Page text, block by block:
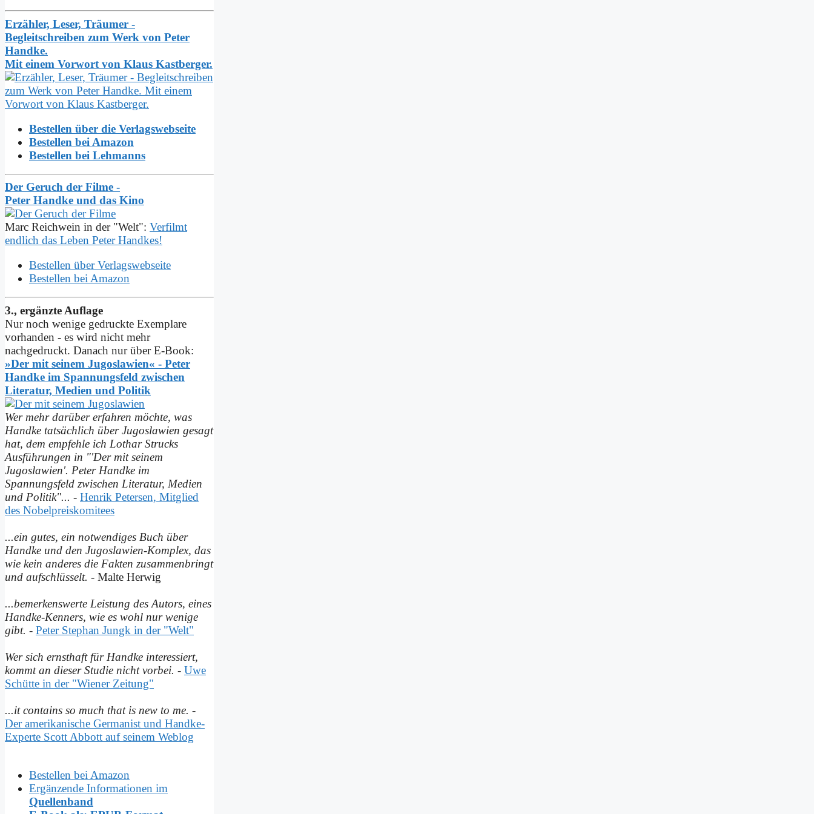
Erzähler, Leser, Träumer -
Begleitschreiben zum Werk von Peter
Handke.
Mit einem Vorwort von Klaus Kastberger.
Bestellen über die Verlagswebseite
Bestellen bei Amazon
Bestellen bei Lehmanns
Der Geruch der Filme -
Peter Handke und das Kino
Marc Reichwein in der "Welt": Verfilmt
endlich das Leben Peter Handkes!
Bestellen über Verlagswebseite
Bestellen bei Amazon
3., ergänzte Auflage
Nur noch wenige gedruckte Exemplare
vorhanden - es wird nicht mehr
nachgedruckt. Danach nur über E-Book:
»Der mit seinem Jugoslawien« - Peter
Handke im Spannungs­feld zwischen
Literatur, Medien und Politik
Wer mehr darüber erfahren möchte, was
Handke tatsächlich über Jugoslawien gesagt
hat, dem empfehle ich Lothar Strucks
Ausführungen in "'Der mit seinem
Jugoslawien'. Peter Handke im
Spannungsfeld zwischen Literatur, Medien
und Politik"... - Henrik Petersen, Mitglied
des Nobelpreiskomitees
...ein gutes, ein notwendiges Buch über
Handke und den Jugoslawien-Komplex, das
wie kein anderes die Fakten zusammenbringt
und auf­schlüsselt. - Malte Herwig
...bemerkenswerte Leistung des Autors, eines
Handke-Kenners, wie es wohl nur wenige
gibt. - Peter Stephan Jungk in der "Welt"
Wer sich ernsthaft für Handke interessiert,
kommt an dieser Studie nicht vorbei. - Uwe
Schütte in der "Wiener Zeitung"
...it contains so much that is new to me. -
Der amerikanische Germanist und Handke-
Experte Scott Abbott auf seinem Weblog
Bestellen bei Amazon
Ergänzende Informationen im
Quellenband